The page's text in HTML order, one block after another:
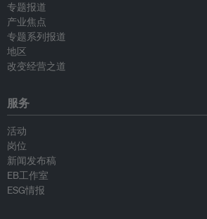
专题报道
产业焦点
专题系列报道
地区
改变经营之道
服务
活动
岗位
新闻发布稿
EB工作室
ESG情报